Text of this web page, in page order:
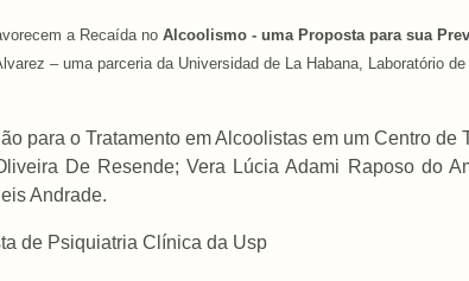
a Recaída no Alcoolismo - uma Proposta para sua
– uma parceria da Universidad de La Habana, Laboratório
para o Tratamento em Alcoolistas em um Centro de
De Resende; Vera Lúcia Adami Raposo do
Andrade.
de Psiquiatria Clínica da Usp